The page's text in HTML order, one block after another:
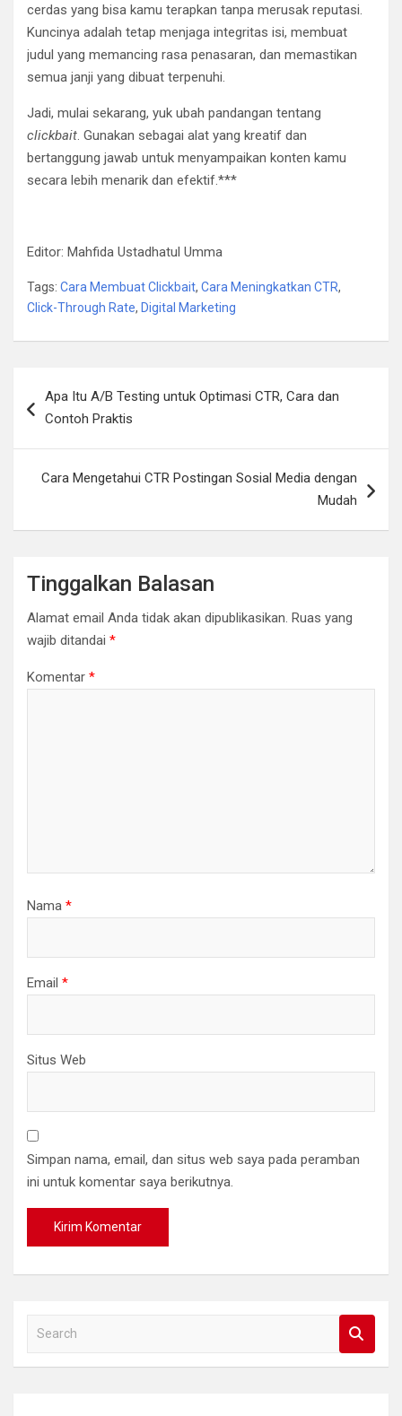
cerdas yang bisa kamu terapkan tanpa merusak reputasi.
Kuncinya adalah tetap menjaga integritas isi, membuat
judul yang memancing rasa penasaran, dan memastikan
semua janji yang dibuat terpenuhi.
Jadi, mulai sekarang, yuk ubah pandangan tentang
clickbait. Gunakan sebagai alat yang kreatif dan
bertanggung jawab untuk menyampaikan konten kamu
secara lebih menarik dan efektif.***
Editor: Mahfida Ustadhatul Umma
Tags: Cara Membuat Clickbait, Cara Meningkatkan CTR,
Click-Through Rate, Digital Marketing
posApa Itu A/B Testing untuk Optimasi CTR, Cara dan
Contoh Praktis
Cara Mengetahui CTR Postingan Sosial Media dengan
Mudah
Tinggalkan Balasan
Alamat email Anda tidak akan dipublikasikan. Ruas yang
wajib ditandai *
Komentar *
Nama *
Email *
Situs Web
Simpan nama, email, dan situs web saya pada peramban
ini untuk komentar saya berikutnya.
a